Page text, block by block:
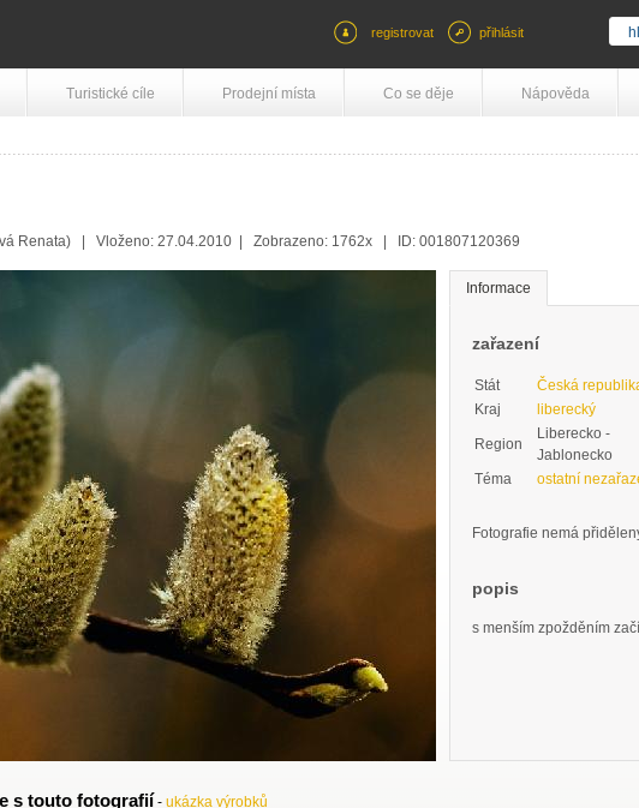
registrovat přihlásit
Turistické cíle Prodejní místa Co se děje Nápověda
Renata) | Vloženo: 27.04.2010 | Zobrazeno: 1762x | ID: 001807120369
zařazení
Stát
Česká
Kraj
liberecký
Region
Liberecko -
Jablonecko
Téma
ostatní
Fotografie nemá
popis
s menším zpožděním
Informace
s touto fotografií - ukázka výrobků